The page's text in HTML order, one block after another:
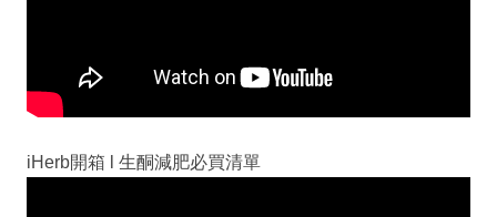
iHerb開箱 l 生酮減肥必買清單